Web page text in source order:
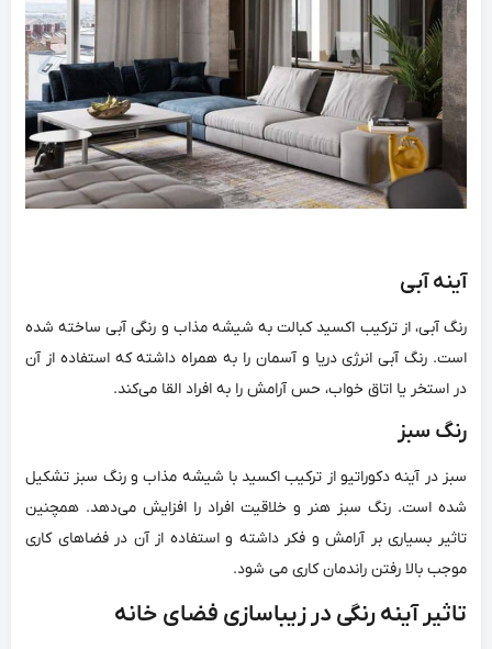
آینه آبی
رنگ آبی، از ترکیب اکسید کبالت به شیشه مذاب و رنگی آبی ساخته شده
است. رنگ آبی انرژی دریا و آسمان را به همراه داشته که استفاده از آن
در استخر یا اتاق خواب، حس آرامش را به افراد القا می‌کند.
رنگ سبز
سبز در آینه دکوراتیو از ترکیب اکسید با شیشه مذاب و رنگ سبز تشکیل
شده است. رنگ سبز هنر و خلاقیت افراد را افزایش می‌دهد. همچنین
تاثیر بسیاری بر آرامش و فکر داشته و استفاده از آن در فضاهای کاری
موجب بالا رفتن راندمان کاری می شود.
تاثیر آینه رنگی در زیباسازی فضای خانه